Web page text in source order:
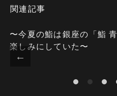
関連記事
〜今夏の鮨は銀座の「鮨
楽しみにしていた〜